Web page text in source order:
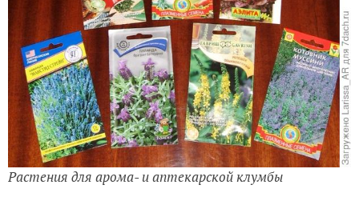
Растения для арома- и аптекарской клумбы